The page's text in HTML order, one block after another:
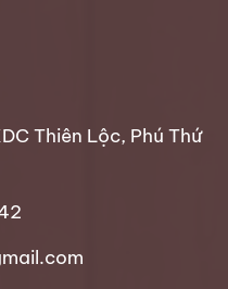
Thiên Lộc, Phú Thứ